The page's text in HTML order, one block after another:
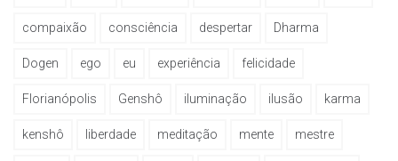
compaixão consciência despertar Dharma
Dogen ego eu experiência felicidade
Florianópolis Genshô iluminação ilusão karma
kenshô liberdade meditação mente mestre